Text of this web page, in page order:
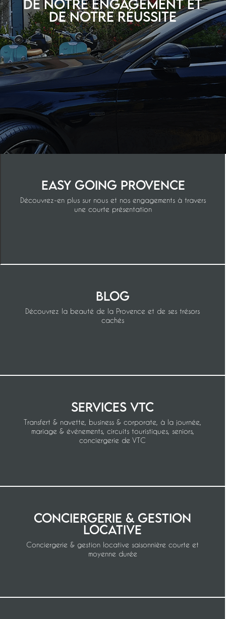
de notre engagement et
de notre réussite
Easy Going Provence
Découvrez-en plus sur nous et nos engagements à travers
une courte présentation
Blog
Découvrez la beauté de la Provence et de ses trésors
cachés
Services VTC
Transfert & navette, business & corporate, à la journée,
mariage & événements, circuits touristiques, seniors,
conciergerie de VTC
Conciergerie & gestion
locative
Conciergerie & gestion locative saisonnière courte et
moyenne durée